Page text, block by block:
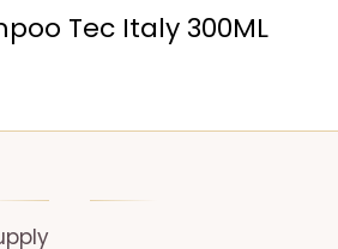
Tec Italy 300ML